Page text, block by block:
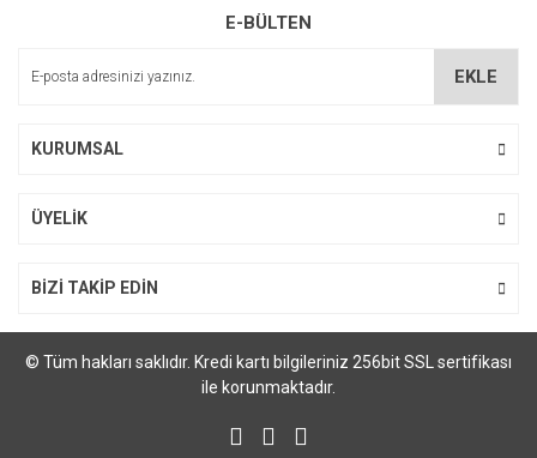
Ürün açıklamasında eksik bilgiler bulunuyor.
E-BÜLTEN
EKLE
KURUMSAL
ÜYELİK
BİZİ TAKİP EDİN
© Tüm hakları saklıdır. Kredi kartı bilgileriniz 256bit SSL sertifikası
ile korunmaktadır.